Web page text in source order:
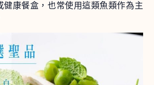
健康餐盒，也常使用這類魚類作為主